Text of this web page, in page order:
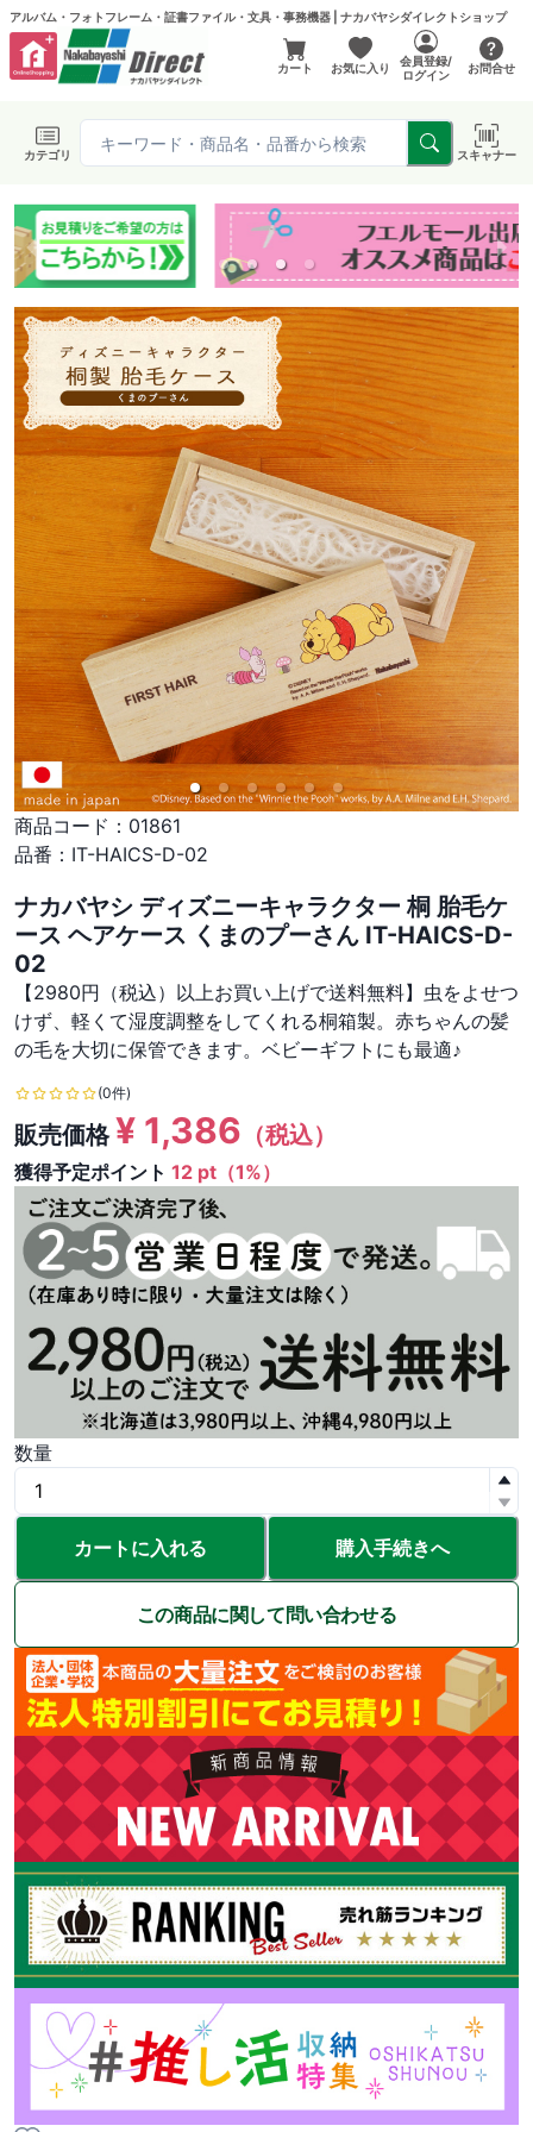
アルバム・フォトフレーム・証書ファイル・文具・事務機器 | ナカバヤシダイレクトショップ
カート お気に入り
会員登録/
ログイン
お問合せ
カテゴリ スキャナー
商品コード： 01861
品番： IT-HAICS-D-02
ナカバヤシ ディズニーキャラクター 桐 胎毛ケ
ース ヘアケース くまのプーさん IT-HAICS-D-
02
【2980円（税込）以上お買い上げで送料無料】虫をよせつ
けず、軽くて湿度調整をしてくれる桐箱製。赤ちゃんの髪
の毛を大切に保管できます。ベビーギフトにも最適♪
(0件)
販売価格¥ 1,386 （税込）
獲得予定ポイント 12 pt（1%）
数量
カートに入れる 購入手続きへ
この商品に関して問い合わせる